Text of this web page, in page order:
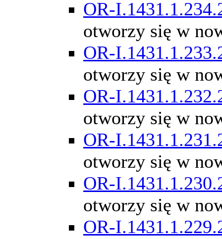
OR-
otworzy się w
OR-
otworzy się w
OR-
otworzy się w
OR-
otworzy się w
OR-
otworzy się w
OR-